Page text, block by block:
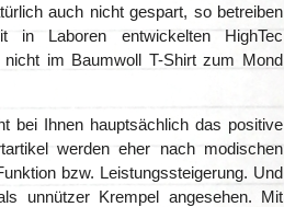
auch nicht gespart, so betreiben
in Laboren entwickelten HighTec
im Baumwoll T-Shirt zum Mond
bei Ihnen hauptsächlich das positive
werden eher nach modischen
bzw. Leistungssteigerung. Und
unnützer Krempel angesehen. Mit